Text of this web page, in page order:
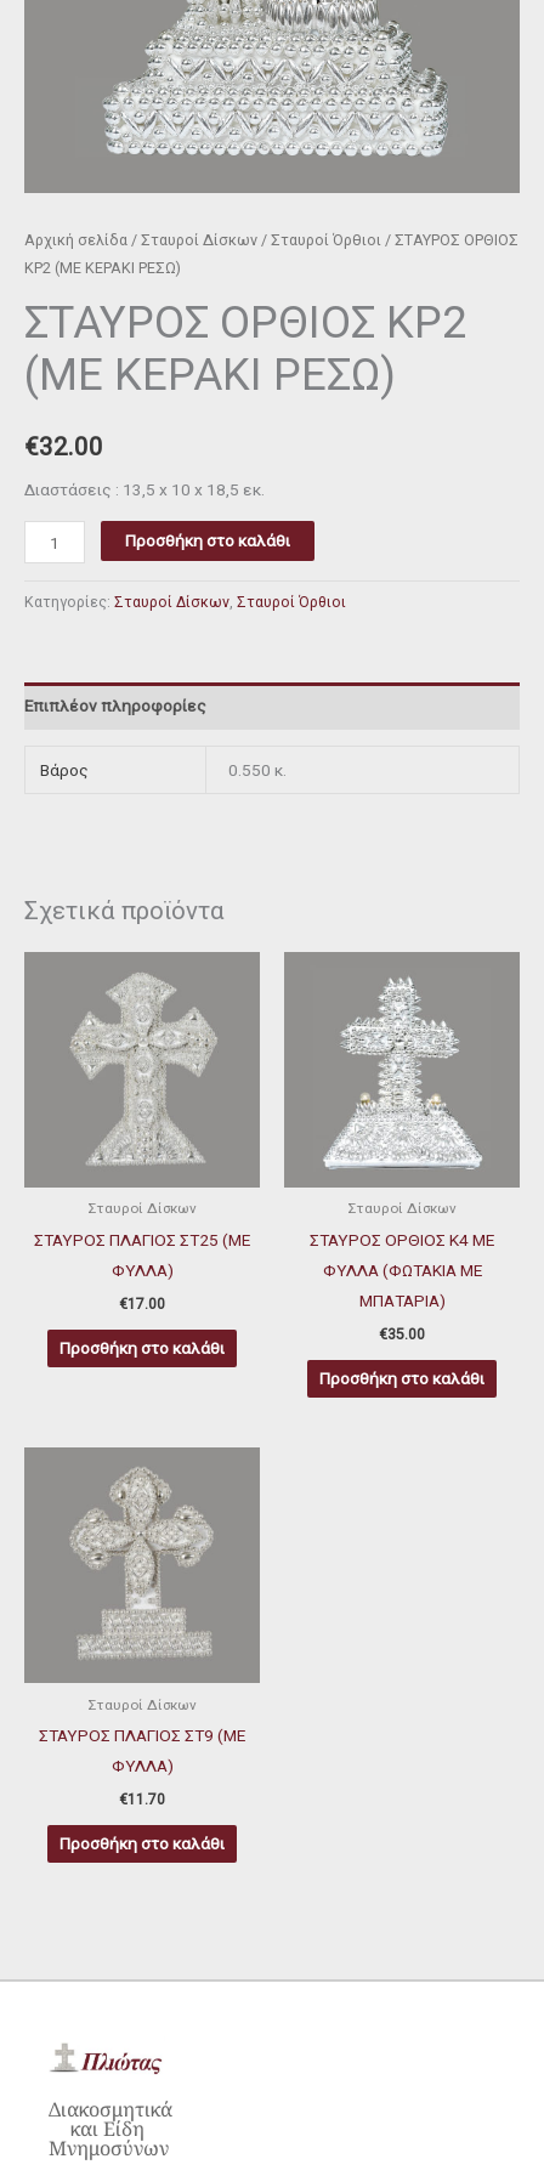
Αρχική σελίδα / Σταυροί Δίσκων / Σταυροί Όρθιοι / ΣΤΑΥΡΟΣ ΟΡΘΙΟΣ
ΚΡ2 (ΜΕ ΚΕΡΑΚΙ ΡΕΣΩ)
ΣΤΑΥΡΟΣ ΟΡΘΙΟΣ ΚΡ2
(ΜΕ ΚΕΡΑΚΙ ΡΕΣΩ)
€32.00
Διαστάσεις : 13,5 x 10 x 18,5 εκ.
Προσθήκη στο καλάθι
Κατηγορίες: Σταυροί Δίσκων, Σταυροί Όρθιοι
Επιπλέον πληροφορίες
Βάρος 0.550 κ.
Σχετικά προϊόντα
Σταυροί Δίσκων
ΣΤΑΥΡΟΣ ΠΛΑΓΙΟΣ ΣΤ25 (ΜΕ
ΦΥΛΛΑ)
€17.00
Προσθήκη στο καλάθι
Σταυροί Δίσκων
ΣΤΑΥΡΟΣ ΟΡΘΙΟΣ Κ4 ΜΕ
ΦΥΛΛΑ (ΦΩΤΑΚΙΑ ΜΕ
ΜΠΑΤΑΡΙΑ)
€35.00
Προσθήκη στο καλάθι
Σταυροί Δίσκων
ΣΤΑΥΡΟΣ ΠΛΑΓΙΟΣ ΣΤ9 (ΜΕ
ΦΥΛΛΑ)
€11.70
Προσθήκη στο καλάθι
Διακοσμητικά
και Είδη
Μνημοσύνων